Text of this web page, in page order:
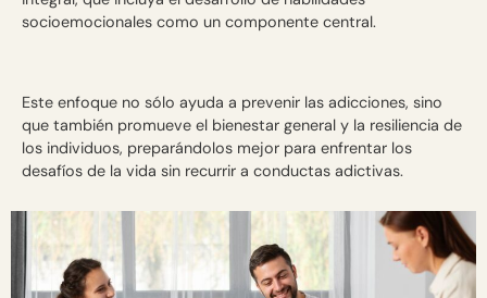
socioemocionales como un componente central.
Este enfoque no sólo ayuda a prevenir las adicciones, sino
que también promueve el bienestar general y la resiliencia de
los individuos, preparándolos mejor para enfrentar los
desafíos de la vida sin recurrir a conductas adictivas.